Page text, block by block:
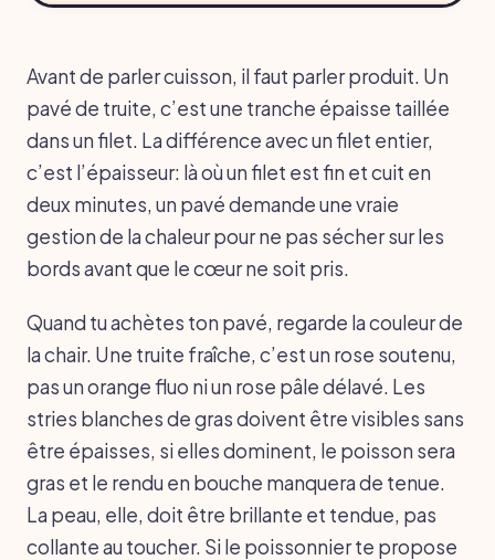
Avant de parler cuisson, il faut parler produit. Un
pavé de truite, c’est une tranche épaisse taillée
dans un filet. La différence avec un filet entier,
c’est l’épaisseur: là où un filet est fin et cuit en
deux minutes, un pavé demande une vraie
gestion de la chaleur pour ne pas sécher sur les
bords avant que le cœur ne soit pris.
Quand tu achètes ton pavé, regarde la couleur de
la chair. Une truite fraîche, c’est un rose soutenu,
pas un orange fluo ni un rose pâle délavé. Les
stries blanches de gras doivent être visibles sans
être épaisses, si elles dominent, le poisson sera
gras et le rendu en bouche manquera de tenue.
La peau, elle, doit être brillante et tendue, pas
collante au toucher. Si le poissonnier te propose